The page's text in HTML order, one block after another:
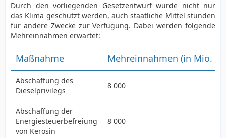
Durch den vorliegenden Gesetzentwurf würde nicht nur
das Klima geschützt werden, auch staatliche Mittel stünden
für andere Zwecke zur Verfügung. Dabei werden folgende
Mehreinnahmen erwartet:
Maßnahme Mehreinnahmen (in Mio.
Abschaffung des
Dieselprivilegs
8 000
Abschaffung der
Energiesteuerbefreiung
von Kerosin
8 000